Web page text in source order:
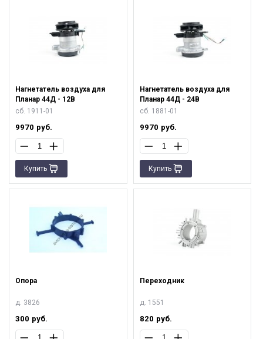
Нагнетатель воздуха для
Планар 44Д - 12В
сб. 1911-01
9970 руб.
Купить
Нагнетатель воздуха для
Планар 44Д - 24В
сб. 1881-01
9970 руб.
Купить
Опора
д. 3826
300 руб.
Переходник
д. 1551
820 руб.